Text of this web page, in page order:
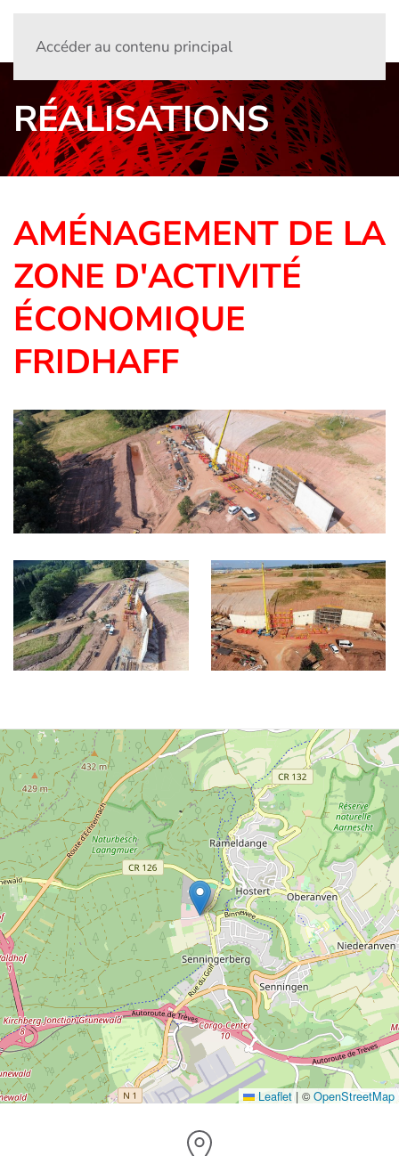
Accéder au contenu principal
RÉALISATIONS
AMÉNAGEMENT DE LA
ZONE D'ACTIVITÉ
ÉCONOMIQUE
FRIDHAFF
Leaflet | © OpenStreetMap